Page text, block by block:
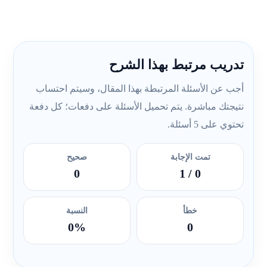
تدريب مرتبط بهذا الشرح
أجب عن الأسئلة المرتبطة بهذا المقال، وسيتم احتساب
نتيجتك مباشرة. يتم تحميل الأسئلة على دفعات؛ كل دفعة
تحتوي على 5 أسئلة.
تمت الإجابة
0
/ 1
صحيح
0
خطأ
0
النسبة
0%